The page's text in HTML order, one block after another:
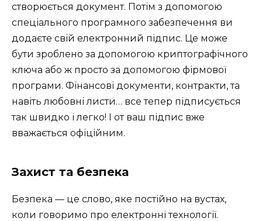
створюється документ. Потім з допомогою
спеціального програмного забезпечення ви
додаєте свій електронний підпис. Це може
бути зроблено за допомогою криптографічного
ключа або ж просто за допомогою фірмової
програми. Фінансові документи, контракти, та
навіть любовні листи… все тепер підписується
так швидко і легко! І от ваш підпис вже
вважається офіційним.
Захист та безпека
Безпека — це слово, яке постійно на вустах,
коли говоримо про електронні технології.